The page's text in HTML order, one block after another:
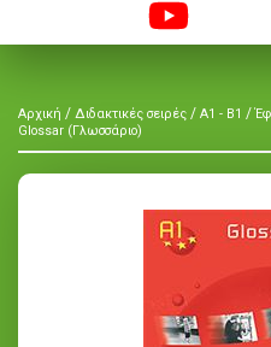
Αρχική / Διδακτικές σειρές / A1 - B1 /
Glossar (Γλωσσάριο)